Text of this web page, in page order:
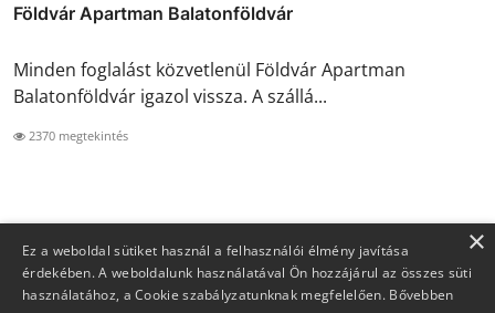
Földvár Apartman Balatonföldvár
Minden foglalást közvetlenül Földvár Apartman
Balatonföldvár igazol vissza. A szállá...
2370 megtekintés
×
Ez a weboldal sütiket használ a felhasználói élmény javítása
érdekében. A weboldalunk használatával Ön hozzájárul az összes süti
használatához, a Cookie szabályzatunknak megfelelően. Bővebben